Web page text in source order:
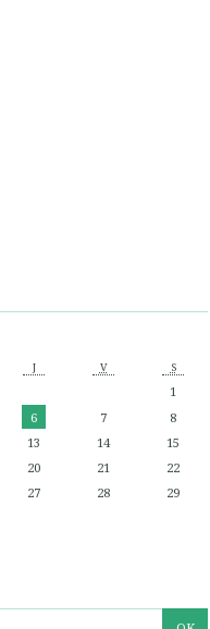
J V S
1
6 7
8
13 14
15
20 21
22
27 28
29